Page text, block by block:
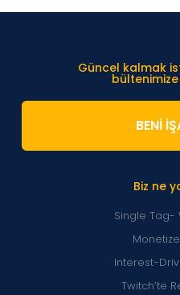
Biz ne
Single Tag-
Interest-
Twitch’te
Güncel kalmak
BENİ